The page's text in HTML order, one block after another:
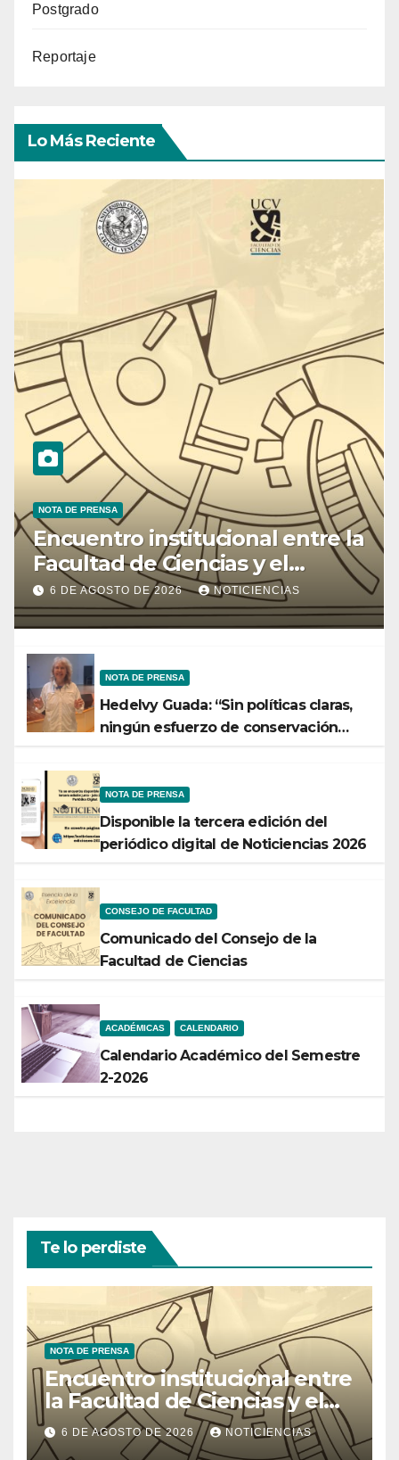
Postgrado
Reportaje
Lo Más Reciente
NOTA DE PRENSA
Encuentro institucional entre la
Facultad de Ciencias y el
Ministerio de Ciencia y
Tecnología
6 DE AGOSTO DE 2026 NOTICIENCIAS
NOTA DE PRENSA
Hedelvy Guada: “Sin políticas claras,
ningún esfuerzo de conservación
NOTA DE PRENSA
Disponible la tercera edición del
periódico digital de Noticiencias 2026
CONSEJO DE FACULTAD
Comunicado del Consejo de la
Facultad de Ciencias
ACADÉMICAS CALENDARIO
Calendario Académico del Semestre
2-2026
Te lo perdiste
NOTA DE PRENSA
Encuentro institucional entre
la Facultad de Ciencias y el
Ministerio de Ciencia y
Tecnología
6 DE AGOSTO DE 2026 NOTICIENCIAS